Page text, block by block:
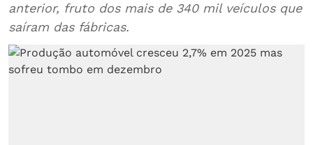
anterior, fruto dos mais de 340 mil veículos que
saíram das fábricas.